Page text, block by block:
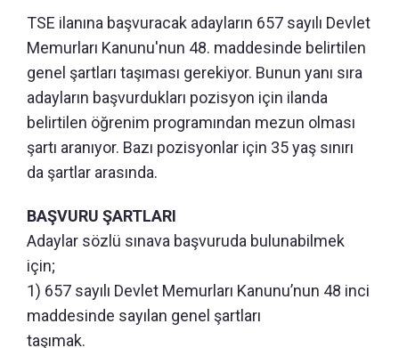
TSE ilanına başvuracak adayların 657 sayılı Devlet
Memurları Kanunu'nun 48. maddesinde belirtilen
genel şartları taşıması gerekiyor. Bunun yanı sıra
adayların başvurdukları pozisyon için ilanda
belirtilen öğrenim programından mezun olması
şartı aranıyor. Bazı pozisyonlar için 35 yaş sınırı
da şartlar arasında.
BAŞVURU ŞARTLARI
Adaylar sözlü sınava başvuruda bulunabilmek
için;
1) 657 sayılı Devlet Memurları Kanunu’nun 48 inci
maddesinde sayılan genel şartları
taşımak.